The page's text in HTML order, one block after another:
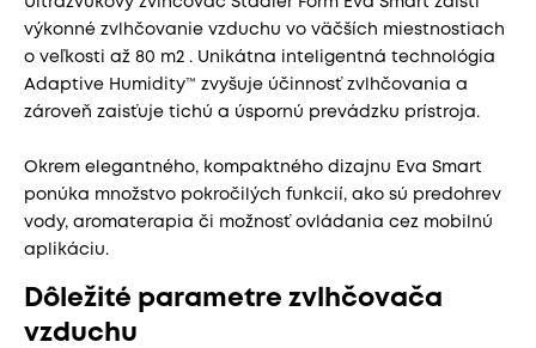
výkonné zvlhčovanie vzduchu vo väčších miestnostiach
o veľkosti až 80 m2 . Unikátna inteligentná technológia
Adaptive Humidity™ zvyšuje účinnosť zvlhčovania a
zároveň zaisťuje tichú a úspornú prevádzku prístroja.
Okrem elegantného, kompaktného dizajnu Eva Smart
ponúka množstvo pokročilých funkcií, ako sú predohrev
vody, aromaterapia či možnosť ovládania cez mobilnú
aplikáciu.
Dôležité parametre zvlhčovača
vzduchu